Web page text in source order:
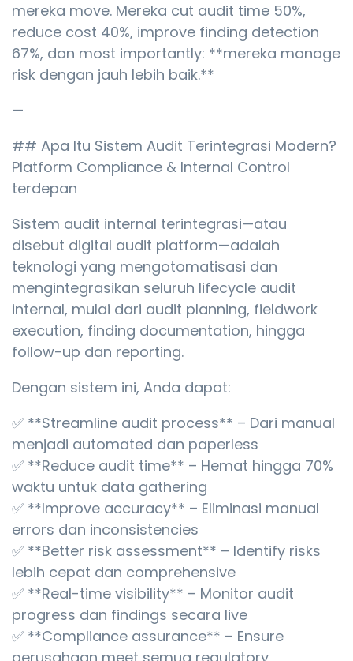
mereka move. Mereka cut audit time 50%,
reduce cost 40%, improve finding detection
67%, dan most importantly: **mereka manage
risk dengan jauh lebih baik.**
—
## Apa Itu Sistem Audit Terintegrasi Modern?
Platform Compliance & Internal Control
terdepan
Sistem audit internal terintegrasi—atau
disebut digital audit platform—adalah
teknologi yang mengotomatisasi dan
mengintegrasikan seluruh lifecycle audit
internal, mulai dari audit planning, fieldwork
execution, finding documentation, hingga
follow-up dan reporting.
Dengan sistem ini, Anda dapat:
✅ **Streamline audit process** – Dari manual
menjadi automated dan paperless
✅ **Reduce audit time** – Hemat hingga 70%
waktu untuk data gathering
✅ **Improve accuracy** – Eliminasi manual
errors dan inconsistencies
✅ **Better risk assessment** – Identify risks
lebih cepat dan comprehensive
✅ **Real-time visibility** – Monitor audit
progress dan findings secara live
✅ **Compliance assurance** – Ensure